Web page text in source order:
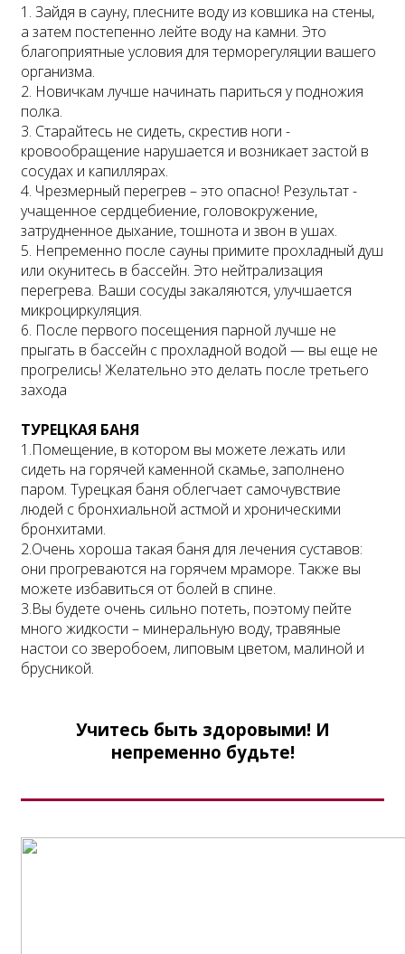
1. Зайдя в сауну, плесните воду из ковшика на стены,
а затем постепенно лейте воду на камни. Это
благоприятные условия для терморегуляции вашего
организма.
2. Новичкам лучше начинать париться у подножия
полка.
3. Старайтесь не сидеть, скрестив ноги -
кровообращение нарушается и возникает застой в
сосудах и капиллярах.
4. Чрезмерный перегрев – это опасно! Результат -
учащенное сердцебиение, головокружение,
затрудненное дыхание, тошнота и звон в ушах.
5. Непременно после сауны примите прохладный душ
или окунитесь в бассейн. Это нейтрализация
перегрева. Ваши сосуды закаляются, улучшается
микроциркуляция.
6. После первого посещения парной лучше не
прыгать в бассейн с прохладной водой — вы еще не
прогрелись! Желательно это делать после третьего
захода
ТУРЕЦКАЯ БАНЯ
1.Помещение, в котором вы можете лежать или
сидеть на горячей каменной скамье, заполнено
паром. Турецкая баня облегчает самочувствие
людей с бронхиальной астмой и хроническими
бронхитами.
2.Очень хороша такая баня для лечения суставов:
они прогреваются на горячем мраморе. Также вы
можете избавиться от болей в спине.
3.Вы будете очень сильно потеть, поэтому пейте
много жидкости – минеральную воду, травяные
настои со зверобоем, липовым цветом, малиной и
брусникой.
Учитесь быть здоровыми! И
непременно будьте!